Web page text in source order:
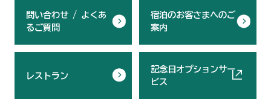
問い合わせ / よくあ
るご質問
宿泊のお客さまへのご
案内
レストラン
記念日オプションサー
ビス